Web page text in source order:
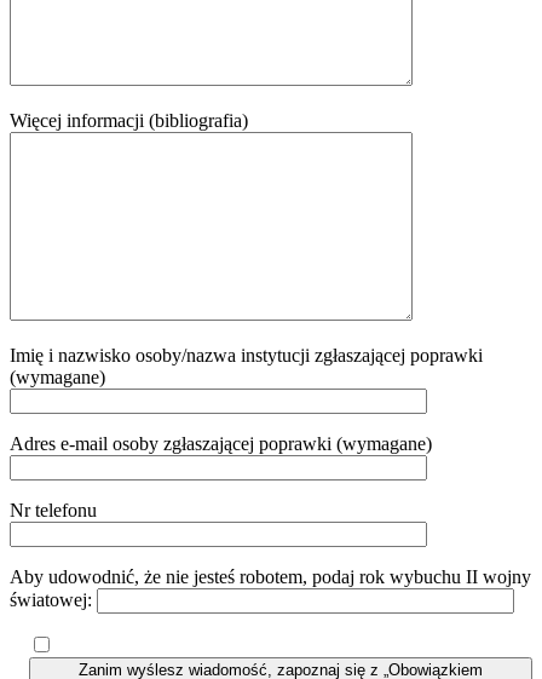
Więcej informacji (bibliografia)
Imię i nazwisko osoby/nazwa instytucji zgłaszającej poprawki
(wymagane)
Adres e-mail osoby zgłaszającej poprawki (wymagane)
Nr telefonu
Aby udowodnić, że nie jesteś robotem, podaj rok wybuchu II wojny
światowej:
Zanim wyślesz wiadomość, zapoznaj się z „Obowiązkiem